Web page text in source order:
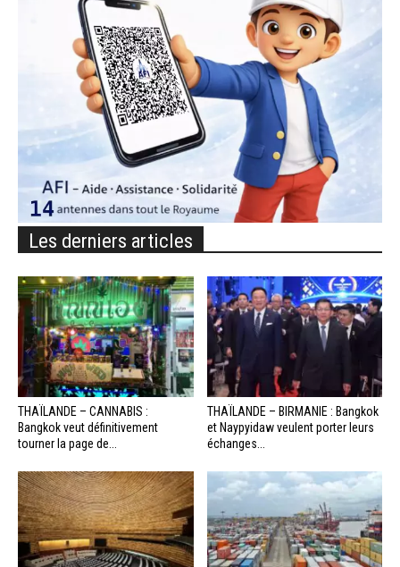
Les derniers articles
THAÏLANDE – CANNABIS :
Bangkok veut définitivement
tourner la page de...
THAÏLANDE – BIRMANIE : Bangkok
et Naypyidaw veulent porter leurs
échanges...